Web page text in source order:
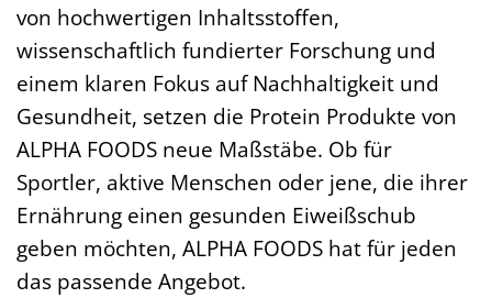
von hochwertigen Inhaltsstoffen,
wissenschaftlich fundierter Forschung und
einem klaren Fokus auf Nachhaltigkeit und
Gesundheit, setzen die Protein Produkte von
ALPHA FOODS neue Maßstäbe. Ob für
Sportler, aktive Menschen oder jene, die ihrer
Ernährung einen gesunden Eiweißschub
geben möchten, ALPHA FOODS hat für jeden
das passende Angebot.